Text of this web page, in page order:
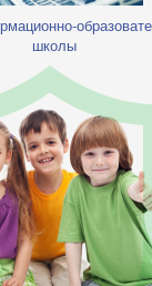
школы